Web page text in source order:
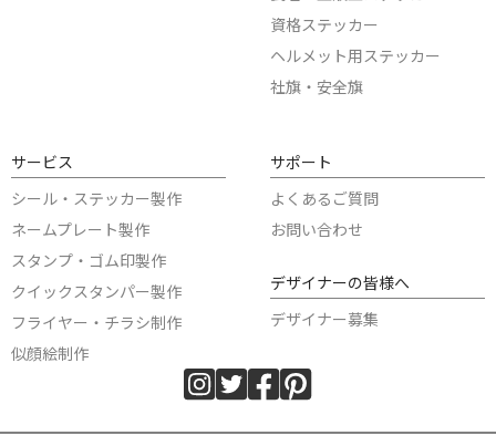
資格ステッカー
ヘルメット用ステッカー
社旗・安全旗
サービス
シール・ステッカー製作
ネームプレート製作
スタンプ・ゴム印製作
クイックスタンパー製作
フライヤー・チラシ制作
似顔絵制作
サポート
よくあるご質問
お問い合わせ
デザイナーの皆様へ
デザイナー募集